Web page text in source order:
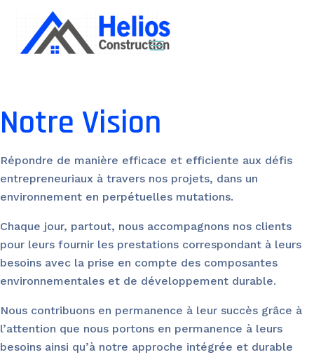
Notre Vision
Répondre de manière efficace et efficiente aux défis
entrepreneuriaux à travers nos projets, dans un
environnement en perpétuelles mutations.
Chaque jour, partout, nous accompagnons nos clients
pour leurs fournir les prestations correspondant à leurs
besoins avec la prise en compte des composantes
environnementales et de développement durable.
Nous contribuons en permanence à leur succès grâce à
l’attention que nous portons en permanence à leurs
besoins ainsi qu’à notre approche intégrée et durable